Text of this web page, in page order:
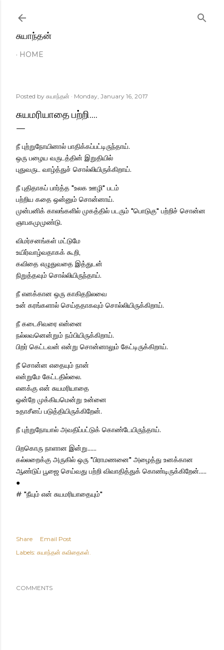
சுயாந்தன்
HOME
Posted by சுயாந்தன் Monday, January 16, 2017
சுயமரியாதை பற்றி....
நீ புற்றுநோயினால் பாதிக்கப்பட்டிருந்தாய்.
ஒரு பழைய வருடத்தின் இறுதியில்
புதுவருட வாழ்த்துச் சொல்லியிருக்கிறாய்.
நீ புதிதாகப் பார்த்த "உலக ஊழி" படம்
பற்றிய கதை ஒன்னும் சொன்னாய்.
முன்பனிக் காலங்களில் முகத்தில் படரும் "பொடுகு" பற்றிச் சொன்ன
ஞாபகமுமுண்டு.
விமர்சனங்கள் மட்டுமே
உயிர்வாழ்வதாகக் கூறி,
கவிதை எழுதுவதை இத்துடன்
நிறுத்தவும் சொல்லியிருந்தாய்.
நீ எனக்கான ஒரு காகிதநிலவை
உன் கரங்களால் செய்ததாகவும் சொல்லியிருக்கிறாய்.
நீ கடைசிவரை என்னை
நல்லவனென்றும் நம்பியிருக்கிறாய்.
பிறர் கெட்டவன் என்று சொன்னாலும் கேட்டிருக்கிறாய்.
நீ சொன்ன எதையும் நான்
என்றுமே கேட்டதில்லை.
எனக்கு என் சுயமரியாதை
ஒன்றே முக்கியமென்று உன்னை
உதாசீனப் படுத்தியிருக்கிறேன்.
நீ புற்றுநோயால் அவதிப்பட்டுக் கொண்டேயிருந்தாய்.
பிறகொரு நாளான இன்று......
கல்லறைக்கு அருகில் ஒரு "பிராமணனை" அழைத்து உனக்கான
ஆண்டுப் பூஜை செய்வது பற்றி விவாதித்துக் கொண்டிருக்கிறேன்.....
●
# "நீயும் என் சுயமரியாதையும்"
Share
Email Post
Labels: சுயாந்தன் கவிதைகள்.
COMMENTS